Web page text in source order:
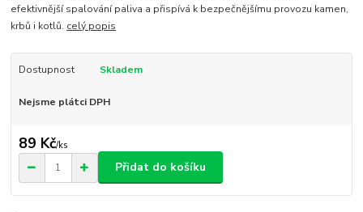
efektivnější spalování paliva a přispívá k bezpečnějšímu provozu kamen,
krbů i kotlů. celý popis
Dostupnost Skladem
Nejsme plátci DPH
89 Kč/ks
Přidat do košíku